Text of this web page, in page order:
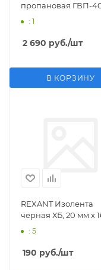
пропановая ГВП-
: 1
2 690 руб./шт
В КОРЗИНУ
REXANT Изолента
черная ХБ, 20 мм х
: 5
190 руб./шт